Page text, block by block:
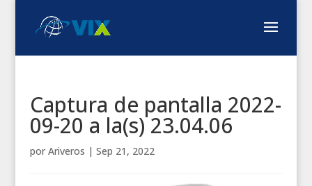
Captura de pantalla 2022-
09-20 a la(s) 23.04.06
por Ariveros | Sep 21, 2022